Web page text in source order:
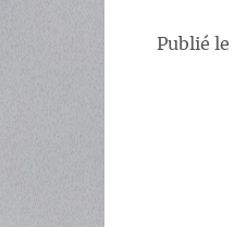
Publié le